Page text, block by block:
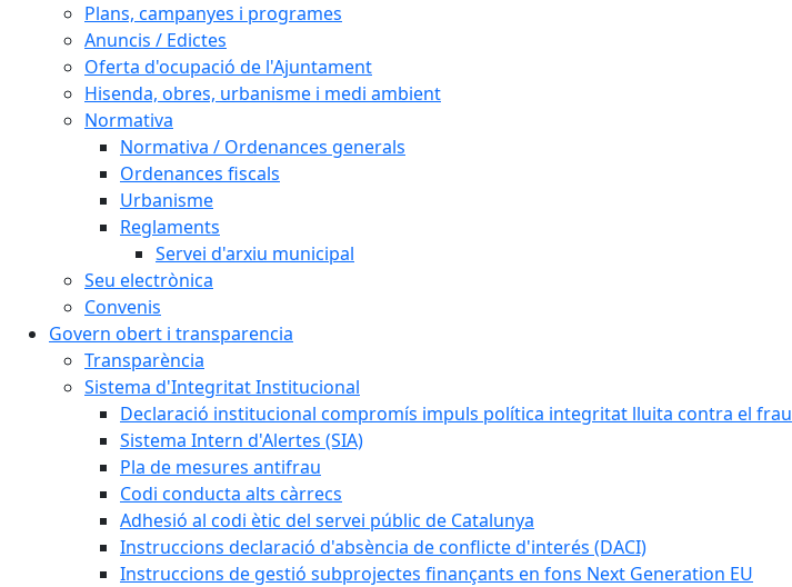
Plans, campanyes i programes
Anuncis / Edictes
Oferta d'ocupació de l'Ajuntament
Hisenda, obres, urbanisme i medi ambient
Normativa
Normativa / Ordenances generals
Ordenances fiscals
Urbanisme
Reglaments
Servei d'arxiu municipal
Seu electrònica
Convenis
Govern obert i transparencia
Transparència
Sistema d'Integritat Institucional
Declaració institucional compromís impuls política integritat lluita contra el frau
Sistema Intern d'Alertes (SIA)
Pla de mesures antifrau
Codi conducta alts càrrecs
Adhesió al codi ètic del servei públic de Catalunya
Instruccions declaració d'absència de conflicte d'interés (DACI)
Instruccions de gestió subprojectes finançants en fons Next Generation EU